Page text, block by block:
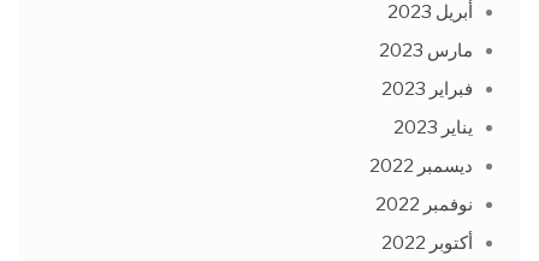
أبريل 2023
مارس 2023
فبراير 2023
يناير 2023
ديسمبر 2022
نوفمبر 2022
أكتوبر 2022